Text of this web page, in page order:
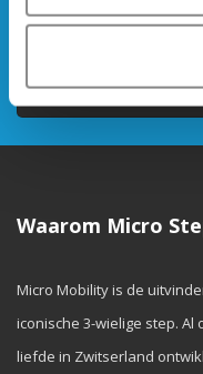
Blijf op de
Waarom Micro
Micro Mobility is de
iconische 3-wielige step.
liefde in Zwitserland